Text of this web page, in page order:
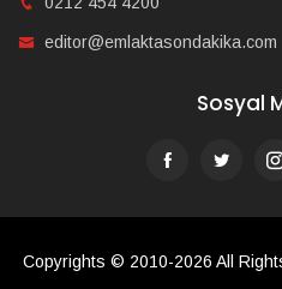
editor@emlaktasondakika.com
Sosyal
Copyrights © 2010-2026 All